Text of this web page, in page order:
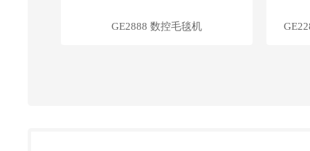
GE2888 数控毛毯机